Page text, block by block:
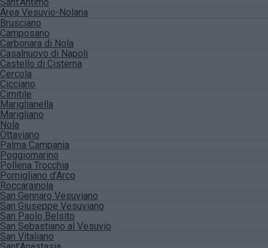
Area Vesuvio-Nolana
Brusciano
Camposano
Carbonara di Nola
Casalnuovo di Napoli
Castello di Cisterna
Cercola
Cicciano
Cimitile
Mariglianella
Marigliano
Nola
Ottaviano
Palma Campania
Poggiomarino
Pollena Trocchia
Pomigliano d’Arco
Roccarainola
San Gennaro Vesuviano
San Giuseppe Vesuviano
San Paolo Belsito
San Sebastiano al Vesuvio
San Vitaliano